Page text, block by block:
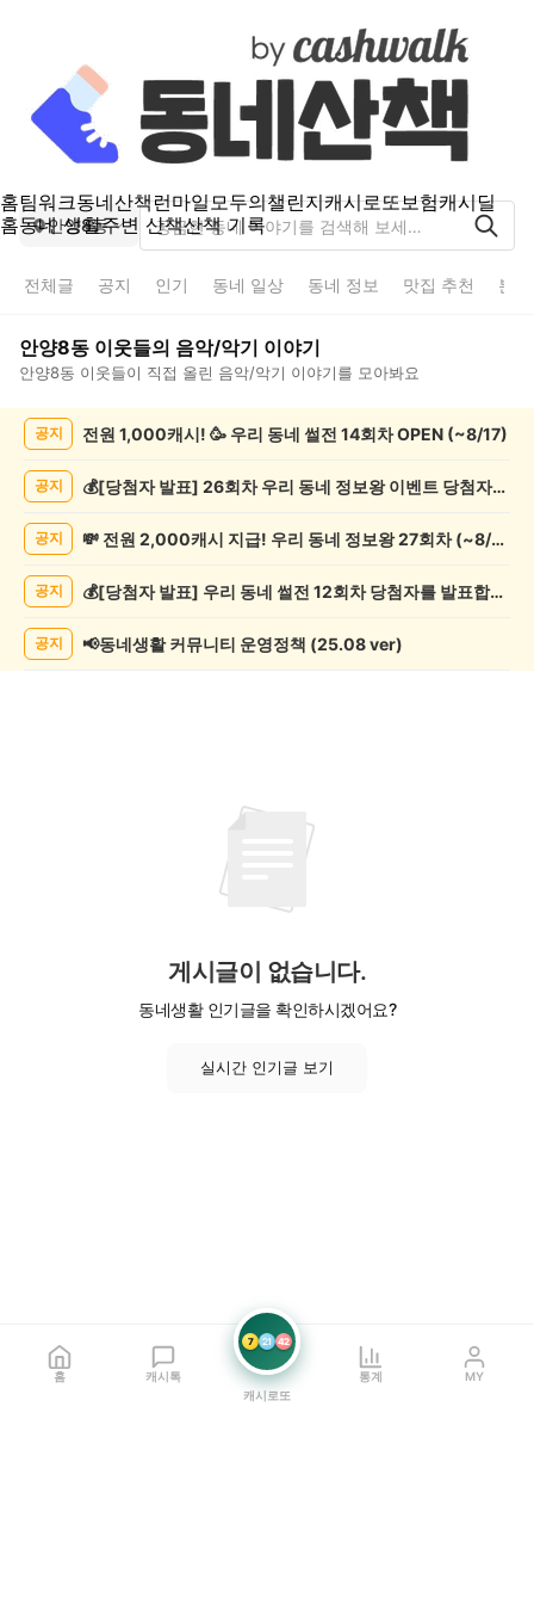
홈팀워크동네산책런마일모두의챌린지캐시로또보험캐시딜
홈동네 생활주변 산책산책 기록
안양8동
전체글 공지 인기 동네 일상 동네 정보 맛집 추천 분
안양8동 이웃들의 음악/악기 이야기
안양8동 이웃들이 직접 올린 음악/악기 이야기를 모아봐요
악/
목
공지 전원 1,000캐시! 🥳 우리 동네 썰전 14회차 OPEN (~8/17)
공지 💰[당첨자 발표] 26회차 우리 동네 정보왕 이벤트 당첨자를 발표합니다!
공지 💸 전원 2,000캐시 지급! 우리 동네 정보왕 27회차 (~8/10)
공지 💰[당첨자 발표] 우리 동네 썰전 12회차 당첨자를 발표합니다!
공지 📢동네생활 커뮤니티 운영정책 (25.08 ver)
게시글이 없습니다.
동네생활 인기글을 확인하시겠어요?
실시간 인기글 보기
홈 캐시톡
7 21 42
캐시로또
통계 MY